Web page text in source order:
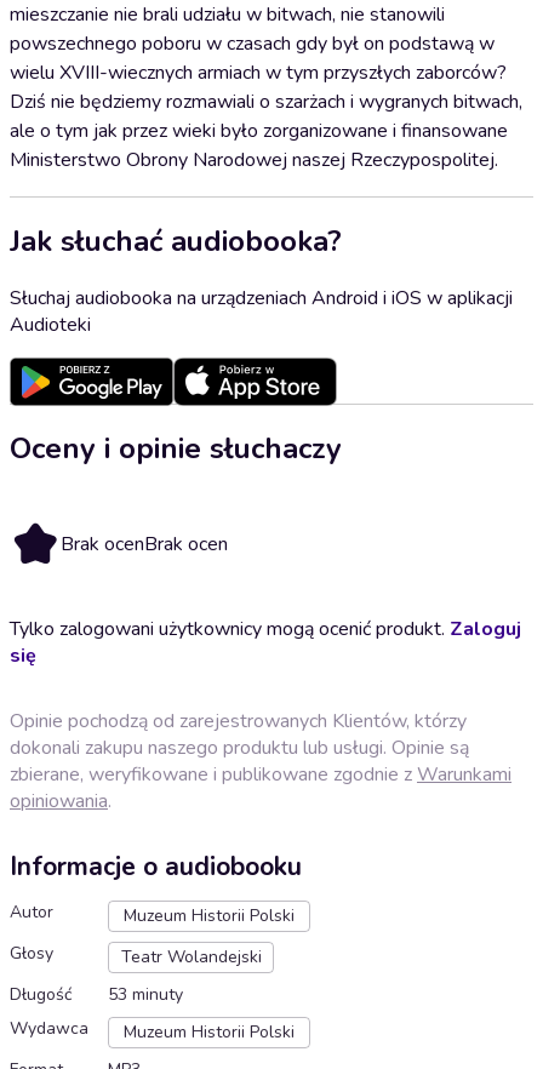
mieszczanie nie brali udziału w bitwach, nie stanowili
powszechnego poboru w czasach gdy był on podstawą w
wielu XVIII-wiecznych armiach w tym przyszłych zaborców?
Dziś nie będziemy rozmawiali o szarżach i wygranych bitwach,
ale o tym jak przez wieki było zorganizowane i finansowane
Ministerstwo Obrony Narodowej naszej Rzeczypospolitej.
Jak słuchać audiobooka?
Słuchaj audiobooka na urządzeniach Android i iOS w aplikacji
Audioteki
Oceny i opinie słuchaczy
Brak ocenBrak ocen
Tylko zalogowani użytkownicy mogą ocenić produkt. Zaloguj
się
Opinie pochodzą od zarejestrowanych Klientów, którzy
dokonali zakupu naszego produktu lub usługi. Opinie są
zbierane, weryfikowane i publikowane zgodnie zWarunkami
opiniowania.
Informacje o audiobooku
Autor
Muzeum Historii Polski
Głosy
Teatr Wolandejski
Długość
53 minuty
Wydawca
Muzeum Historii Polski